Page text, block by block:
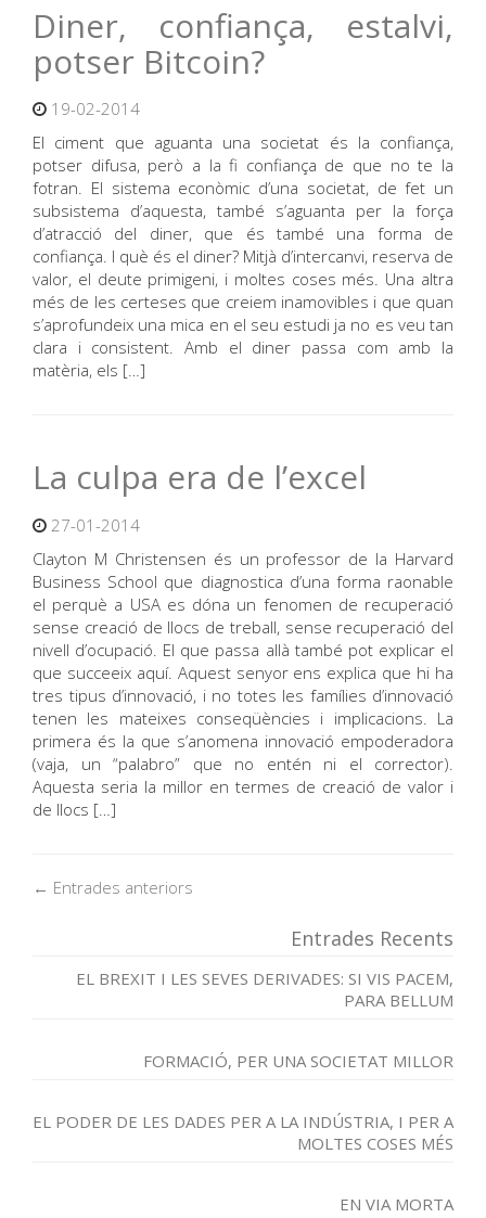
Diner, confiança, estalvi,
potser Bitcoin?
19-02-2014
El ciment que aguanta una societat és la confiança,
potser difusa, però a la fi confiança de que no te la
fotran. El sistema econòmic d’una societat, de fet un
subsistema d’aquesta, també s’aguanta per la força
d’atracció del diner, que és també una forma de
confiança. I què és el diner? Mitjà d’intercanvi, reserva de
valor, el deute primigeni, i moltes coses més. Una altra
més de les certeses que creiem inamovibles i que quan
s’aprofundeix una mica en el seu estudi ja no es veu tan
clara i consistent. Amb el diner passa com amb la
matèria, els […]
La culpa era de l’excel
27-01-2014
Clayton M Christensen és un professor de la Harvard
Business School que diagnostica d’una forma raonable
el perquè a USA es dóna un fenomen de recuperació
sense creació de llocs de treball, sense recuperació del
nivell d’ocupació. El que passa allà també pot explicar el
que succeeix aquí. Aquest senyor ens explica que hi ha
tres tipus d’innovació, i no totes les famílies d’innovació
tenen les mateixes conseqüències i implicacions. La
primera és la que s’anomena innovació empoderadora
(vaja, un “palabro” que no entén ni el corrector).
Aquesta seria la millor en termes de creació de valor i
de llocs […]
← Entrades anteriors
Entrades Recents
EL BREXIT I LES SEVES DERIVADES: SI VIS PACEM,
PARA BELLUM
FORMACIÓ, PER UNA SOCIETAT MILLOR
EL PODER DE LES DADES PER A LA INDÚSTRIA, I PER A
MOLTES COSES MÉS
EN VIA MORTA